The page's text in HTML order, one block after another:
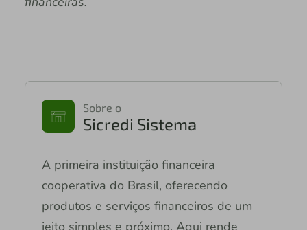
Sobre o
Sicredi Sistema
A primeira instituição financeira
cooperativa do Brasil, oferecendo
produtos e serviços financeiros de um
jeito simples e próximo. Aqui rende